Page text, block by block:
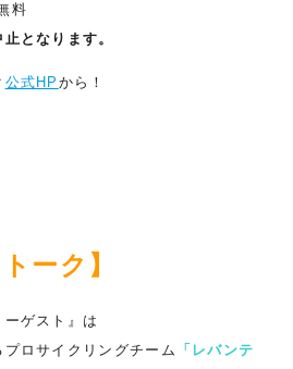
料
となります。
公式HP から！
ーク】
ゲスト』は
ロサイクリングチーム 「レバンテ